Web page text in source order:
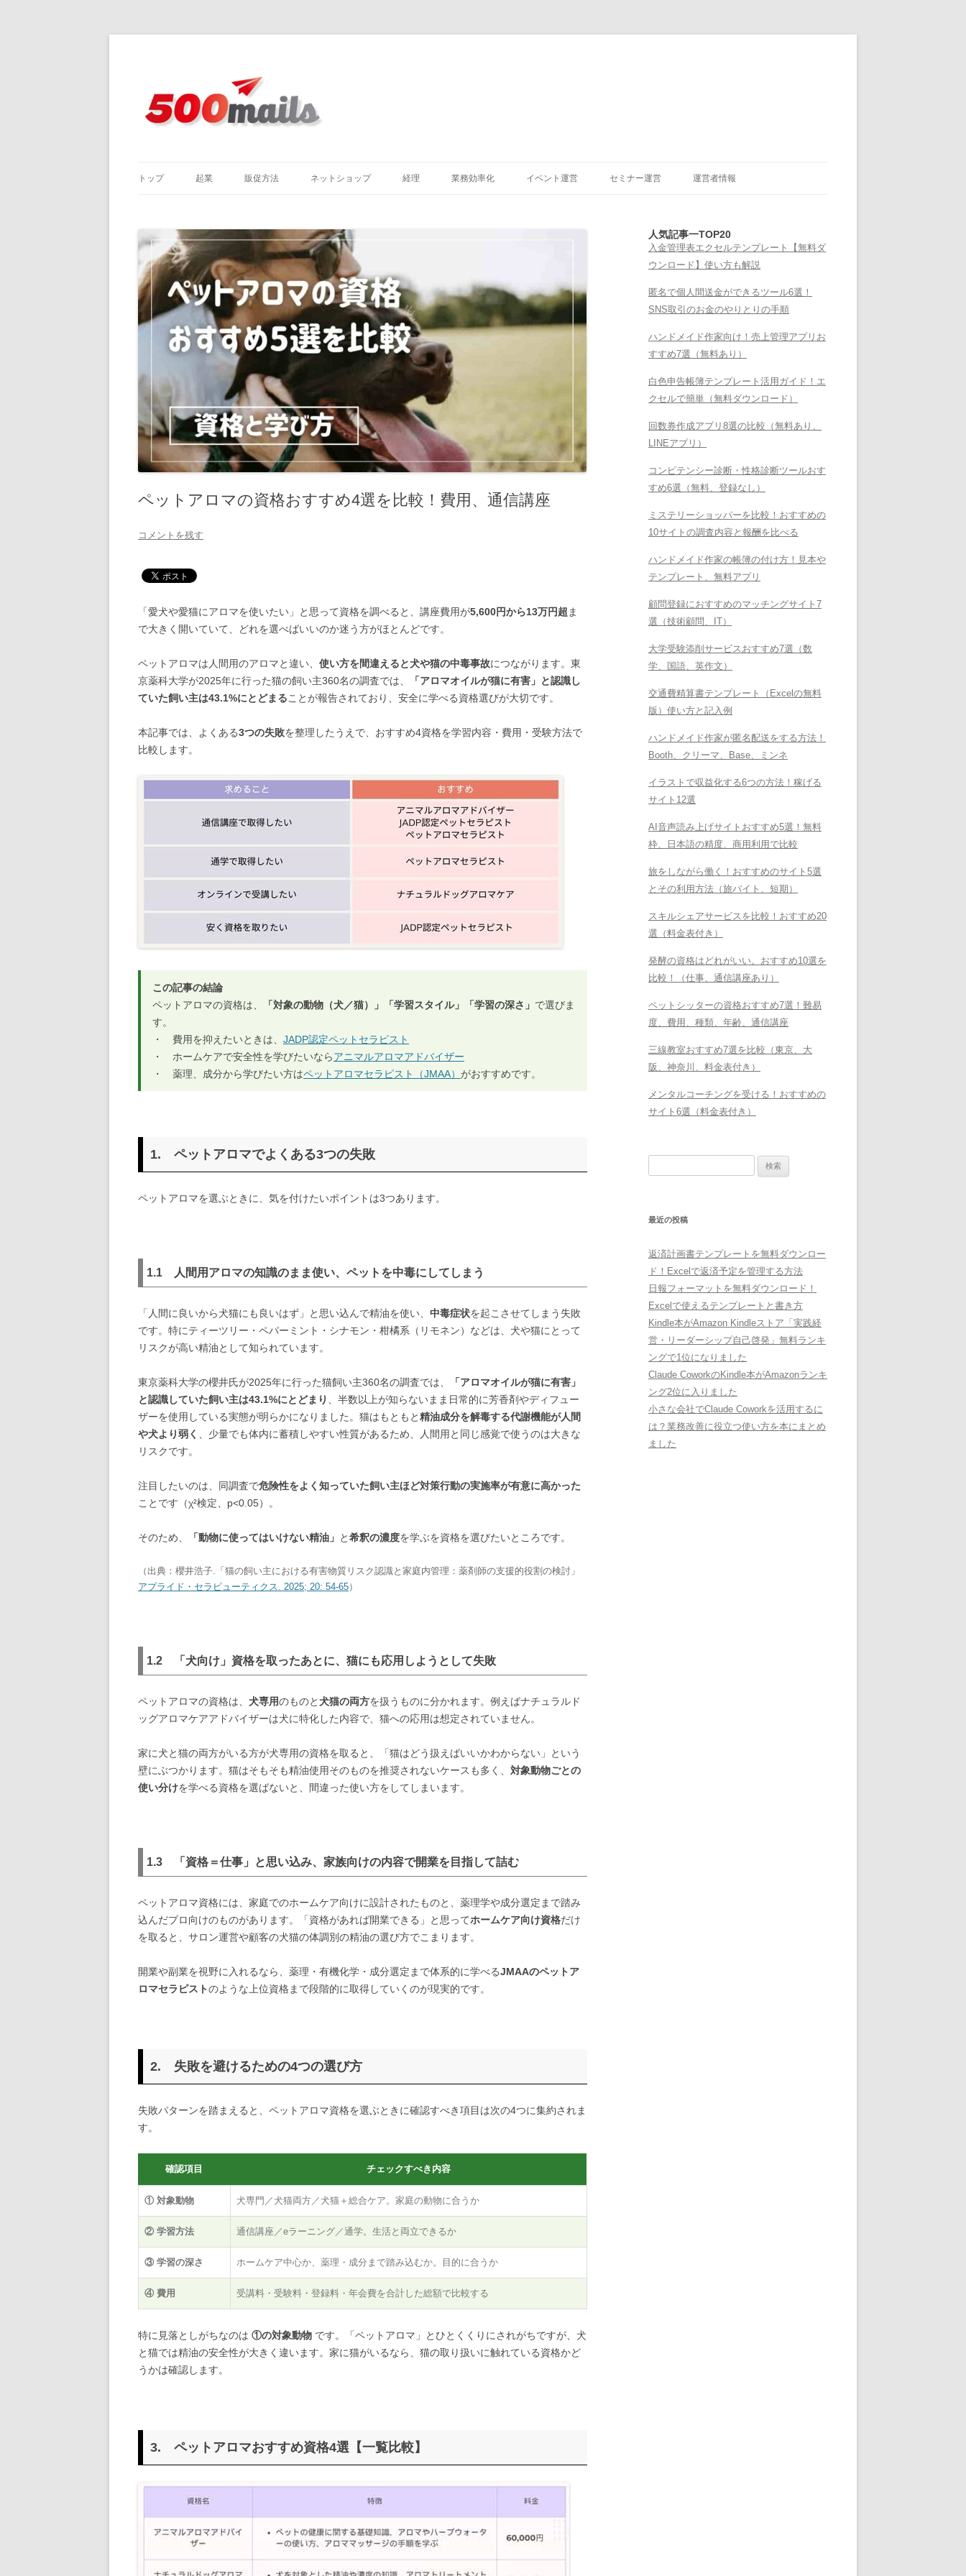
ン
トップ 起業 販促方法 ネットショップ 経理 業務効率化 イベント運営 セミナー運営 運営者情報
ペットアロマの資格おすすめ4選を比較！費用、通信講座
コメントを残す
「愛犬や愛猫にアロマを使いたい」と思って資格を調べると、講座費用が5,600円から13万円超 ま
で大きく開いていて、どれを選べばいいのか迷う方がほとんどです。
ペットアロマは人間用のアロマと違い、 使い方を間違えると犬や猫の中毒事故につながります。東
京薬科大学が2025年に行った猫の飼い主360名の調査では、
「アロマオイルが猫に有害」と認識し
ていた飼い主は43.1%にとどまることが報告されており、安全に学べる資格選びが大切です。
本記事では、よくある3つの失敗を整理したうえで、おすすめ4資格を学習内容・費用・受験方法で
比較します。
この記事の結論
ペットアロマの資格は、
「対象の動物（犬／猫）」「学習スタイル」「学習の深さ」 で選びま
す。
・ 費用を抑えたいときは、 JADP認定ペットセラピスト
・ ホームケアで安全性を学びたいならアニマルアロマアドバイザー
・ 薬理、成分から学びたい方はペットアロマセラピスト（JMAA） がおすすめです。
1. ペットアロマでよくある3つの失敗
ペットアロマを選ぶときに、気を付けたいポイントは3つあります。
1.1 人間用アロマの知識のまま使い、ペットを中毒にしてしまう
「人間に良いから犬猫にも良いはず」と思い込んで精油を使い、 中毒症状を起こさせてしまう失敗
です。特にティーツリー・ペパーミント・シナモン・柑橘系（リモネン）などは、犬や猫にとって
リスクが高い精油として知られています。
東京薬科大学の櫻井氏が2025年に行った猫飼い主360名の調査では、
「アロマオイルが猫に有害」
と認識していた飼い主は43.1%にとどまり
、半数以上が知らないまま日常的に芳香剤やディフュー
ザーを使用している実態が明らかになりました。猫はもともと精油成分を解毒する代謝機能が人間
や犬より弱く
、少量でも体内に蓄積しやすい性質があるため、人間用と同じ感覚で使うのは大きな
リスクです。
注目したいのは、同調査で危険性をよく知っていた飼い主ほど対策行動の実施率が有意に高かった
ことです（χ²検定、p<0.05）。
そのため、 「動物に使ってはいけない精油」 と希釈の濃度を学ぶを資格を選びたいところです。
（出典：櫻井浩子.「猫の飼い主における有害物質リスク認識と家庭内管理：薬剤師の支援的役割の検討」
アプライド・セラピューティクス. 2025; 20: 54-65）
1.2 「犬向け」資格を取ったあとに、猫にも応用しようとして失敗
ペットアロマの資格は、 犬専用のものと犬猫の両方を扱うものに分かれます。例えばナチュラルド
ッグアロマケアアドバイザーは犬に特化した内容で、猫への応用は想定されていません。
家に犬と猫の両方がいる方が犬専用の資格を取ると、「猫はどう扱えばいいかわからない」という
壁にぶつかります。猫はそもそも精油使用そのものを推奨されないケースも多く、 対象動物ごとの
使い分けを学べる資格を選ばないと、間違った使い方をしてしまいます。
1.3 「資格＝仕事」と思い込み、家族向けの内容で開業を目指して詰む
ペットアロマ資格には、家庭でのホームケア向けに設計されたものと、薬理学や成分選定まで踏み
込んだプロ向けのものがあります。「資格があれば開業できる」と思ってホームケア向け資格だけ
を取ると、サロン運営や顧客の犬猫の体調別の精油の選び方でこまります。
開業や副業を視野に入れるなら、薬理・有機化学・成分選定まで体系的に学べるJMAAのペットア
ロマセラピストのような上位資格まで段階的に取得していくのが現実的です。
2. 失敗を避けるための4つの選び方
失敗パターンを踏まえると、ペットアロマ資格を選ぶときに確認すべき項目は次の4つに集約されま
す。
確認項目 チェックすべき内容
① 対象動物 犬専門／犬猫両方／犬猫＋総合ケア。家庭の動物に合うか
② 学習方法 通信講座／eラーニング／通学。生活と両立できるか
③ 学習の深さ ホームケア中心か、薬理・成分まで踏み込むか。目的に合うか
④ 費用 受講料・受験料・登録料・年会費を合計した総額で比較する
特に見落としがちなのは ①の対象動物 です。「ペットアロマ」とひとくくりにされがちですが、犬
と猫では精油の安全性が大きく違います。家に猫がいるなら、猫の取り扱いに触れている資格かど
うかは確認します。
3. ペットアロマおすすめ資格4選【一覧比較】
人気記事一TOP20
入金管理表エクセルテンプレート【無料ダ
ウンロード】使い方も解説
匿名で個人間送金ができるツール6選！
SNS取引のお金のやりとりの手順
ハンドメイド作家向け！売上管理アプリお
すすめ7選（無料あり）
白色申告帳簿テンプレート活用ガイド！エ
クセルで簡単（無料ダウンロード）
回数券作成アプリ8選の比較（無料あり、
LINEアプリ）
コンピテンシー診断・性格診断ツールおす
すめ6選（無料、登録なし）
ミステリーショッパーを比較！おすすめの
10サイトの調査内容と報酬を比べる
ハンドメイド作家の帳簿の付け方！見本や
テンプレート、無料アプリ
顧問登録におすすめのマッチングサイト7
選（技術顧問、IT）
大学受験添削サービスおすすめ7選（数
学、国語、英作文）
交通費精算書テンプレート（Excelの無料
版）使い方と記入例
ハンドメイド作家が匿名配送をする方法！
Booth、クリーマ、Base、ミンネ
イラストで収益化する6つの方法！稼げる
サイト12選
AI音声読み上げサイトおすすめ5選！無料
枠、日本語の精度、商用利用で比較
旅をしながら働く！おすすめのサイト5選
とその利用方法（旅バイト、短期）
スキルシェアサービスを比較！おすすめ20
選（料金表付き）
発酵の資格はどれがいい。おすすめ10選を
比較！（仕事、通信講座あり）
ペットシッターの資格おすすめ7選！難易
度、費用、種類、年齢、通信講座
三線教室おすすめ7選を比較（東京、大
阪、神奈川、料金表付き）
メンタルコーチングを受ける！おすすめの
サイト6選（料金表付き）
最近の投稿
返済計画書テンプレートを無料ダウンロー
ド！Excelで返済予定を管理する方法
日報フォーマットを無料ダウンロード！
Excelで使えるテンプレートと書き方
Kindle本がAmazon Kindleストア「実践経
営・リーダーシップ自己啓発」無料ランキ
ングで1位になりました
Claude CoworkのKindle本がAmazonランキ
ング2位に入りました
小さな会社でClaude Coworkを活用するに
は？業務改善に役立つ使い方を本にまとめ
ました